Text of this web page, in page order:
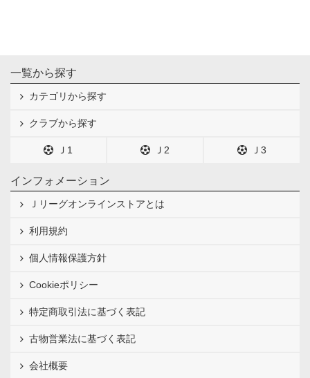
一覧から探す
カテゴリから探す
クラブから探す
Ｊ1 Ｊ2 Ｊ3
インフォメーション
Ｊリーグオンラインストアとは
利用規約
個人情報保護方針
Cookieポリシー
特定商取引法に基づく表記
古物営業法に基づく表記
会社概要